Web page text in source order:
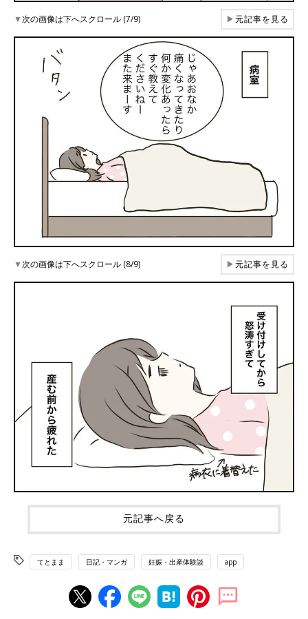
▼次の画像は下へスクロール (7/9) ▶元記事を見る
▼次の画像は下へスクロール (8/9) ▶元記事を見る
元記事へ戻る
てとまま 日記・マンガ 妊娠・出産体験談 app